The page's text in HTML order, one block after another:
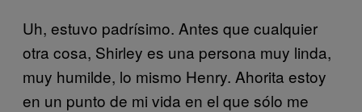
Uh, estuvo padrísimo. Antes que cualquier
otra cosa, Shirley es una persona muy linda,
muy humilde, lo mismo Henry. Ahorita estoy
en un punto de mi vida en el que sólo me